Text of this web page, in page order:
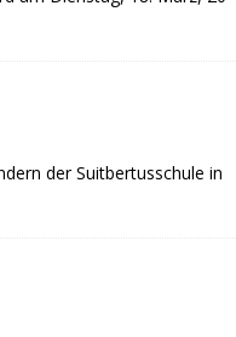
der Suitbertusschule in